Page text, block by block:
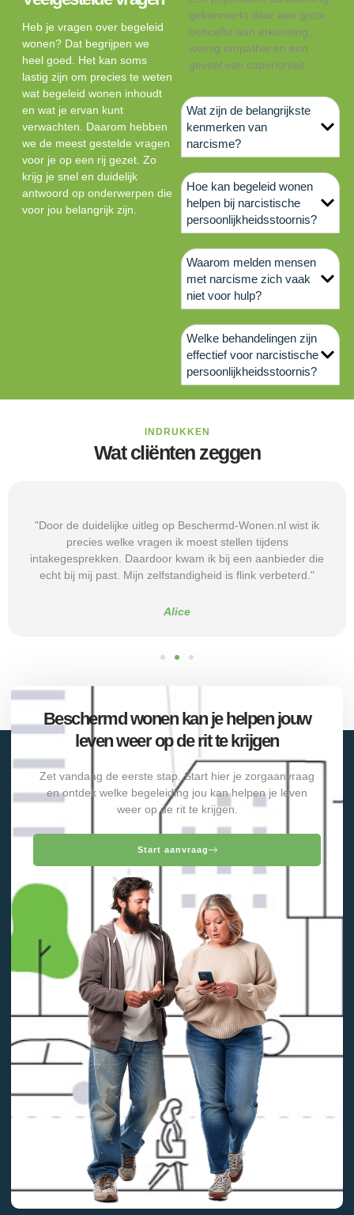
Heb je vragen over begeleid
wonen? Dat begrijpen we
heel goed. Het kan soms
lastig zijn om precies te weten
wat begeleid wonen inhoudt
en wat je ervan kunt
verwachten. Daarom hebben
we de meest gestelde vragen
voor je op een rij gezet. Zo
krijg je snel en duidelijk
antwoord op onderwerpen die
voor jou belangrijk zijn.
gekenmerkt door een grote
behoefte aan erkenning,
weinig empathie en een
gevoel van superioriteit.
Wat zijn de belangrijkste
kenmerken van
narcisme?
Hoe kan begeleid wonen
helpen bij narcistische
persoonlijkheidsstoornis?
Waarom melden mensen
met narcisme zich vaak
niet voor hulp?
Welke behandelingen zijn
effectief voor narcistische
persoonlijkheidsstoornis?
INDRUKKEN
Wat cliënten zeggen
"Door de duidelijke uitleg op Beschermd-Wonen.nl wist ik
precies welke vragen ik moest stellen tijdens
intakegesprekken. Daardoor kwam ik bij een aanbieder die
echt bij mij past. Mijn zelfstandigheid is flink verbeterd."
Alice
Beschermd wonen kan je helpen jouw
leven weer op de rit te krijgen
Zet vandaag de eerste stap. Start hier je zorgaanvraag
en ontdek welke begeleiding jou kan helpen je leven
weer op de rit te krijgen.
Start aanvraag